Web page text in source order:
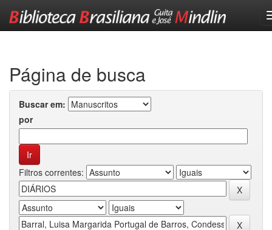
Página de busca
Buscar em:
por
Filtros correntes: